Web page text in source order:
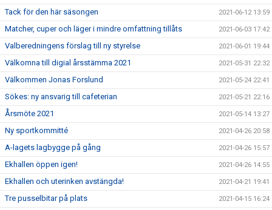
Tack för den här säsongen 2021-06-12 13:59
Matcher, cuper och läger i mindre omfattning tillåts 2021-06-03 17:42
Valberedningens förslag till ny styrelse 2021-06-01 19:44
Välkomna till digial årsstämma 2021 2021-05-31 22:32
Välkommen Jonas Forslund 2021-05-24 22:41
Sökes: ny ansvarig till cafeterian 2021-05-21 22:16
Årsmöte 2021 2021-05-14 13:27
Ny sportkommitté 2021-04-26 20:58
A-lagets lagbygge på gång 2021-04-26 15:57
Ekhallen öppen igen! 2021-04-26 14:55
Ekhallen och uterinken avstängda! 2021-04-21 19:41
Tre pusselbitar på plats 2021-04-15 16:24